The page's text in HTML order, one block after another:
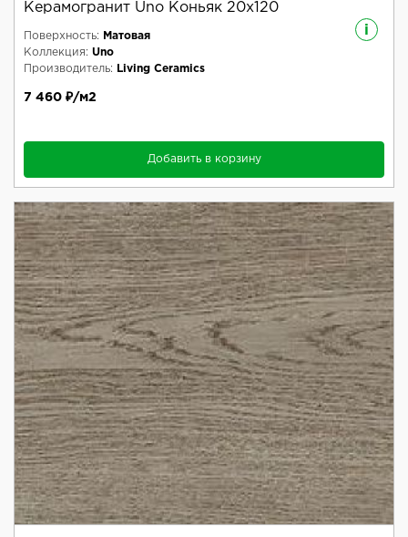
Керамогранит Uno Коньяк 20x120
i
Поверхность:
Матовая
Коллекция: Uno
Производитель:
Living Ceramics
7 460 ₽/м2
Добавить в корзину